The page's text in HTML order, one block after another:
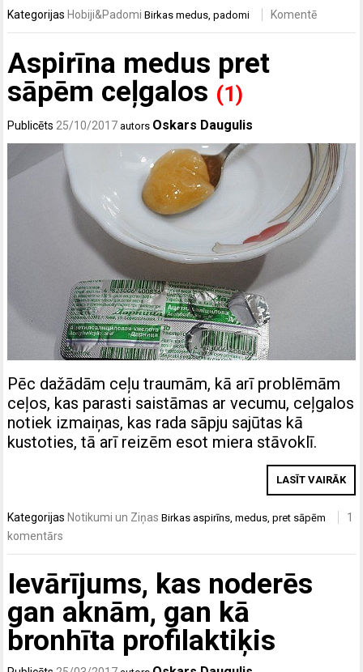
Kategorijas Hobiji&Padomi Birkasmedus,padomi Komentē
Aspirīna medus pret
sāpēm ceļgalos (1)
Publicēts 25/10/2017 autors Oskars Daugulis
Pēc dažādām ceļu traumām, kā arī problēmām
ceļos, kas parasti saistāmas ar vecumu, ceļgalos
notiek izmaiņas, kas rada sāpju sajūtas kā
kustoties, tā arī reizēm esot miera stāvoklī.
LASĪT VAIRĀK
KategorijasNotikumi un Ziņas Birkasaspirīns ,medus ,pret sāpēm
1
komentārs
Ievārījums, kas noderēs
gan aknām, gan kā
bronhīta profilaktiķis